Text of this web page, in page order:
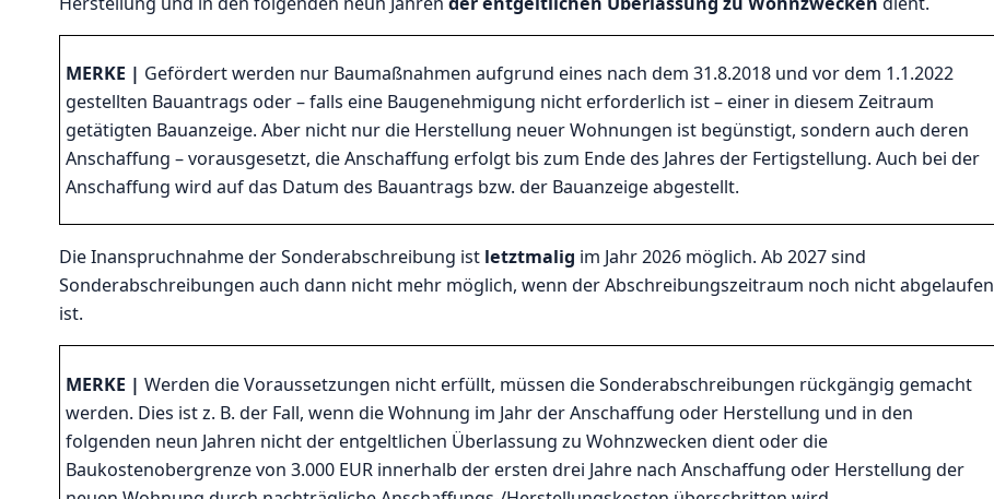
MERKE | Gefördert werden nur Baumaßnahmen aufgrund eines nach dem 31.8.2018 und vor dem 1.1.2022
gestellten Bauantrags oder – falls eine Baugenehmigung nicht erforderlich ist – einer in diesem Zeitraum
getätigten Bauanzeige. Aber nicht nur die Herstellung neuer Wohnungen ist begünstigt, sondern auch deren
Anschaffung – vorausgesetzt, die Anschaffung erfolgt bis zum Ende des Jahres der Fertigstellung. Auch bei der
Anschaffung wird auf das Datum des Bauantrags bzw. der Bauanzeige abgestellt.
Die Inanspruchnahme der Sonderabschreibung ist letztmalig im Jahr 2026 möglich. Ab 2027 sind
Sonderabschreibungen auch dann nicht mehr möglich, wenn der Abschreibungszeitraum noch nicht abgelaufen
ist.
MERKE | Werden die Voraussetzungen nicht erfüllt, müssen die Sonderabschreibungen rückgängig gemacht
werden. Dies ist z. B. der Fall, wenn die Wohnung im Jahr der Anschaffung oder Herstellung und in den
folgenden neun Jahren nicht der entgeltlichen Überlassung zu Wohnzwecken dient oder die
Baukostenobergrenze von 3.000 EUR innerhalb der ersten drei Jahre nach Anschaffung oder Herstellung der